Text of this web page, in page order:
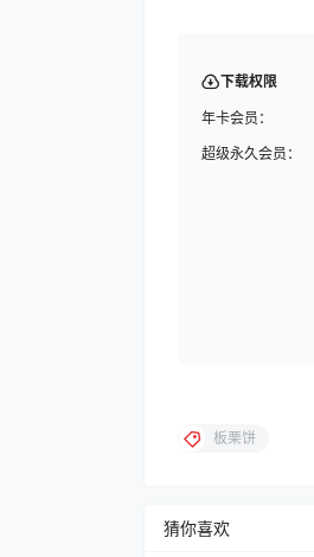
下载权限
年卡会员：
超级永久会员：
板栗饼
猜你喜欢